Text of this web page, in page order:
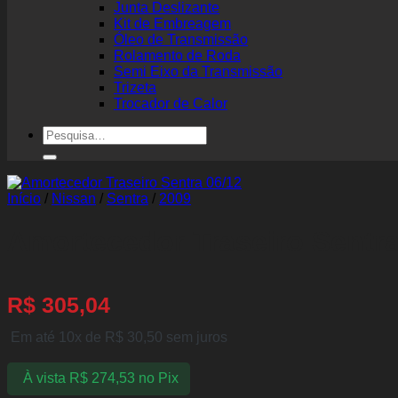
Junta Deslizante
Kit de Embreagem
Óleo de Transmissão
Rolamento de Roda
Semi Eixo da Transmissão
Trizeta
Trocador de Calor
Pesquisar
por:
Início / Nissan / Sentra / 2009
R$ 305,04
Em até 10x de R$ 30,50 sem juros
À vista R$274,53 no Pix